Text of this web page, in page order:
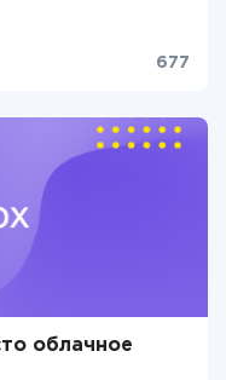
677
облачное